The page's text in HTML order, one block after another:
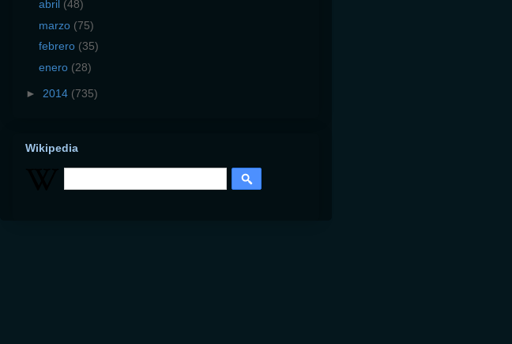
abril (48)
marzo (75)
febrero (35)
enero (28)
► 2014 (735)
Wikipedia